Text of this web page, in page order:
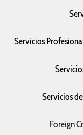
Servicios
Servicios
Foreign